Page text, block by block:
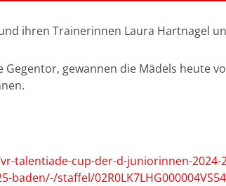
ihren Trainerinnen Laura Hartnagel
Gegentor, gewannen die Mädels heute
talentiade-cup-der-d-juniorinnen-
staffel/